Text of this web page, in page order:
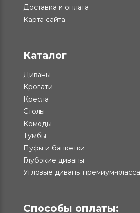
Доставка и оплата
Карта сайта
Каталог
Диваны
Кровати
Кресла
Столы
Комоды
Тумбы
Пуфы и банкетки
Глубокие диваны
Угловые диваны премиум-класса
Способы оплаты: